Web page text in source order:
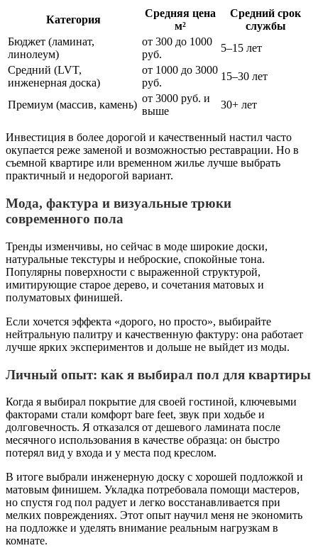
Категория
Средняя цена
м²
Средний срок
службы
Бюджет (ламинат,
линолеум)
от 300 до 1000
руб.
5–15 лет
Средний (LVT,
инженерная доска)
от 1000 до 3000
руб.
15–30 лет
Премиум (массив, камень)
от 3000 руб. и
выше
30+ лет
Инвестиция в более дорогой и качественный настил часто
окупается реже заменой и возможностью реставрации. Но в
съемной квартире или временном жилье лучше выбрать
практичный и недорогой вариант.
Мода, фактура и визуальные трюки
современного пола
Тренды изменчивы, но сейчас в моде широкие доски,
натуральные текстуры и неброские, спокойные тона.
Популярны поверхности с выраженной структурой,
имитирующие старое дерево, и сочетания матовых и
полуматовых финишей.
Если хочется эффекта «дорого, но просто», выбирайте
нейтральную палитру и качественную фактуру: она работает
лучше ярких экспериментов и дольше не выйдет из моды.
Личный опыт: как я выбирал пол для квартиры
Когда я выбирал покрытие для своей гостиной, ключевыми
факторами стали комфорт bare feet, звук при ходьбе и
долговечность. Я отказался от дешевого ламината после
месячного использования в качестве образца: он быстро
потерял вид у входа и у места под креслом.
В итоге выбрали инженерную доску с хорошей подложкой и
матовым финишем. Укладка потребовала помощи мастеров,
но спустя год пол радует и легко восстанавливается при
мелких повреждениях. Этот опыт научил меня не экономить
на подложке и уделять внимание реальным нагрузкам в
комнате.